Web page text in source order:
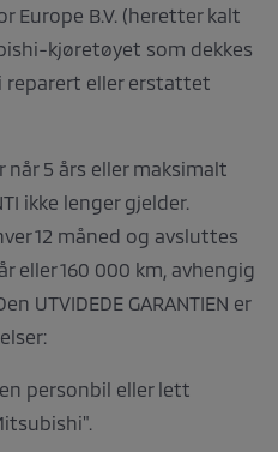
Europe B.V. (heretter kalt
kjøretøyet som dekkes
reparert eller erstattet
når 5 års eller maksimalt
ikke lenger gjelder.
12 måned og avsluttes
eller 160 000 km, avhengig
UTVIDEDE GARANTIEN er
personbil eller lett